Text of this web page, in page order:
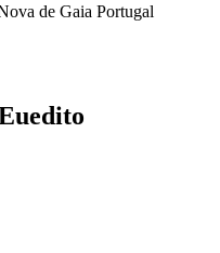
de Gaia Portugal